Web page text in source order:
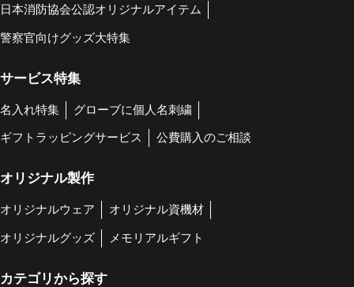
日本消防協会公認オリジナルアイテム
警察官向けグッズ大特集
サービス特集
名入れ特集 グローブに個人名刺繍
ギフトラッピングサービス 公費購入のご相談
オリジナル製作
オリジナルウェア オリジナル資機材
オリジナルグッズ メモリアルギフト
カテゴリから探す